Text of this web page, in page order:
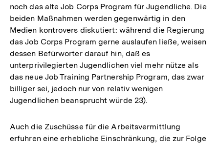
noch das alte Job Corps Program für Jugendliche. Die
beiden Maßnahmen werden gegenwärtig in den
Medien kontrovers diskutiert: während die Regierung
das Job Corps Program gerne auslaufen ließe, weisen
dessen Befürworter darauf hin, daß es
unterprivilegierten Jugendlichen viel mehr nütze als
das neue Job Training Partnership Program, das zwar
billiger sei, jedoch nur von relativ wenigen
Jugendlichen beansprucht würde 23).
Auch die Zuschüsse für die Arbeitsvermittlung
erfuhren eine erhebliche Einschränkung, die zur Folge